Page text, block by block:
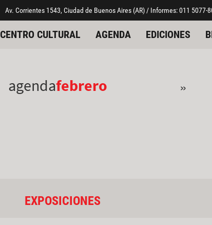
Av. Corrientes 1543, Ciudad de Buenos Aires (AR) / Informes: 011
CENTRO CULTURAL AGENDA EDICIONES
agendafebrero »
EXPOSICIONES